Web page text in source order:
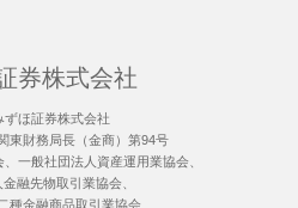
券株式会社
ずほ証券株式会社
東財務局長（金商）第94号
一般社団法人資産運用業協会、
融先物取引業協会、
種金融商品取引業協会、